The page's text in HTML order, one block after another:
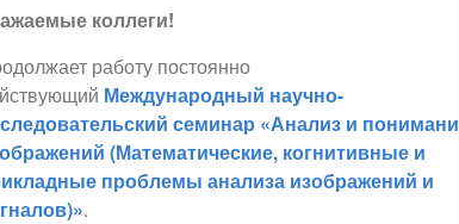
коллеги!
работу постоянно
Международный научно-
семинар «Анализ и
(Математические, когнитивные и
проблемы анализа изображений и
.